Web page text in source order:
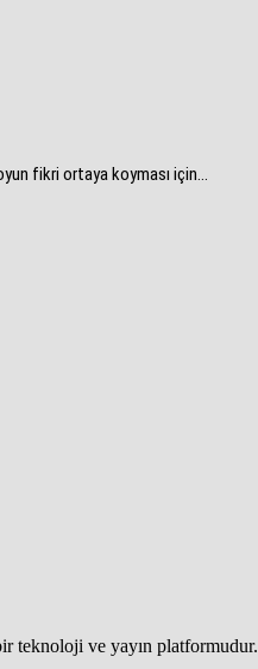
fikri ortaya koyması için...
teknoloji ve yayın platformudur.